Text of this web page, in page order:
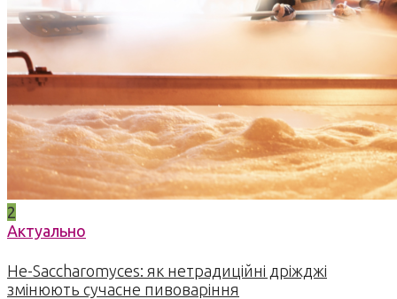
2
Актуально
Не-Saccharomyces: як нетрадиційні дріжджі
змінюють сучасне пивоваріння